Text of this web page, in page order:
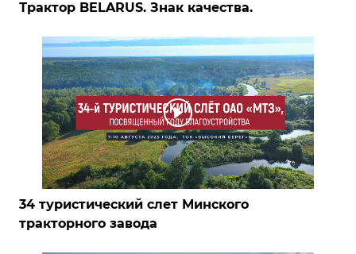
Трактор BELARUS. Знак качества.
34 туристический слет Минского
тракторного завода